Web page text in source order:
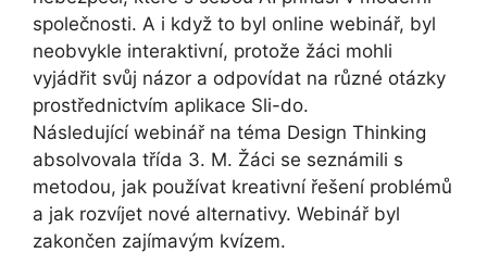
společnosti. A i když to byl online webinář, byl
neobvykle interaktivní, protože žáci mohli
vyjádřit svůj názor a odpovídat na různé otázky
prostřednictvím aplikace Sli-do.
Následující webinář na téma Design Thinking
absolvovala třída 3. M. Žáci se seznámili s
metodou, jak používat kreativní řešení problémů
a jak rozvíjet nové alternativy. Webinář byl
zakončen zajímavým kvízem.